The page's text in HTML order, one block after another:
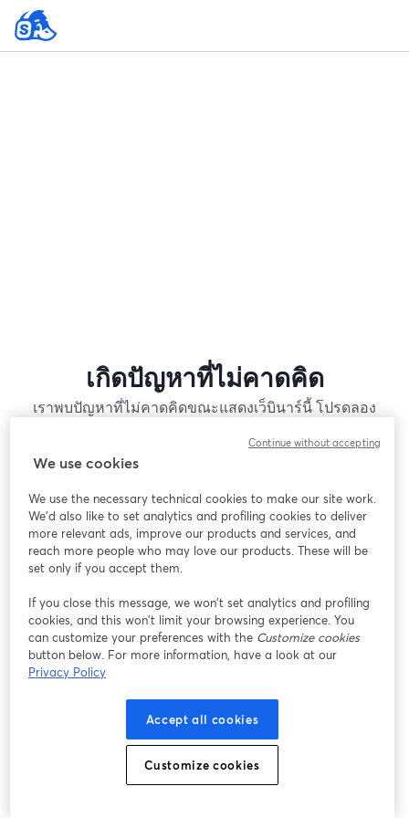
เกิดปัญหาที่ไม่คาดคิด
เราพบปัญหาที่ไม่คาดคิดขณะแสดงเว็บินาร์นี้ โปรดลอง
หากมีปัญหา
เปิดในแท็บใหม่
We use cookies
We use the necessary technical cookies to make our site work.
We'd also like to set analytics and profiling cookies to deliver
more relevant ads, improve our products and services, and
reach more people who may love our products. These will be
set only if you accept them.
If you close this message, we won’t set analytics and profiling
cookies, and this won’t limit your browsing experience. You
can customize your preferences with the Customize cookies
button below. For more information, have a look at our
Privacy Policy
Accept all cookies
Customize cookies
Continue without accepting